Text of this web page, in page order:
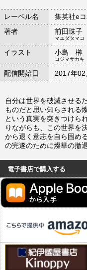
レーベル名
集英社e
著者
前田珠子
マエダタマコ
イラスト 小島 榊
コジマサカキ
配信開始日 2017年02
自分は世界を破滅させる
ものだと思い知らされる
という真実を突きつけら
りながらも、この世界を
から退く意志を自ら固め
の完遂のために燦華の撤
電子書店で購入する